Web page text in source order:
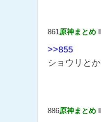
861原神まとめ
>>855
ショウリと
886原神まとめ